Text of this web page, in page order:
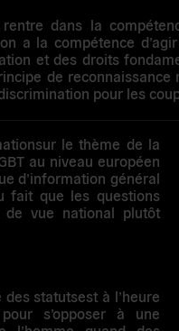
dans la
a la compétence
et des droits
de reconnaissance
pour les
sur le thème de la
au niveau européen
d’information général
fait que les questions
de vue national plutôt
des statutsest à l’heure
s’opposer à une